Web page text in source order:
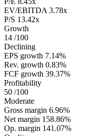
EV/EBITDA 3.78x
P/S 13.42x
Growth
14 /100
Declining
EPS growth 7.14%
Rev. growth 0.83%
FCF growth 39.37%
Profitability
50 /100
Moderate
Gross margin 6.96%
Net margin 158.86%
Op. margin 141.07%